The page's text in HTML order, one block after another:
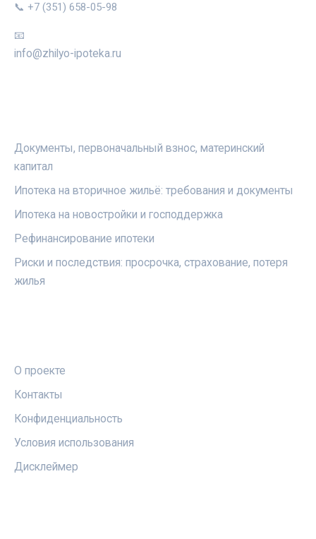
📞 +7 (351) 658-05-98
📧
info@zhilyo-ipoteka.ru
Документы, первоначальный взнос, материнский
капитал
Ипотека на вторичное жильё: требования и документы
Ипотека на новостройки и господдержка
Рефинансирование ипотеки
Риски и последствия: просрочка, страхование, потеря
жилья
О проекте
Контакты
Конфиденциальность
Условия использования
Дисклеймер